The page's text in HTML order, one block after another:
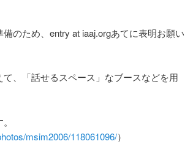
のため、entry at iaaj.orgあてに表明お願い
、「話せるスペース」なブースなどを用
msim2006/118061096/）